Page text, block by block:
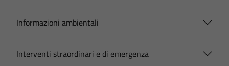
Informazioni ambientali
Interventi straordinari e di emergenza